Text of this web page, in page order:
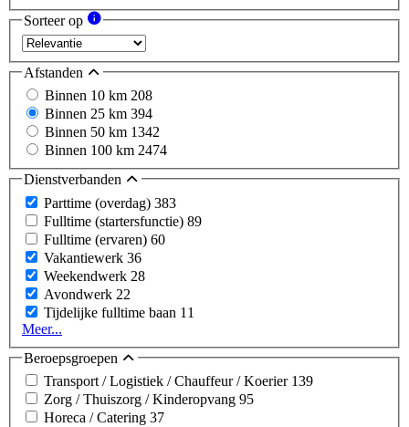
Sorteer op
Afstanden
Binnen 10 km 208
Binnen 25 km 394
Binnen 50 km 1342
Binnen 100 km 2474
Dienstverbanden
Parttime (overdag) 383
Fulltime (startersfunctie) 89
Fulltime (ervaren) 60
Vakantiewerk 36
Weekendwerk 28
Avondwerk 22
Tijdelijke fulltime baan 11
Meer...
Beroepsgroepen
Transport / Logistiek / Chauffeur / Koerier 139
Zorg / Thuiszorg / Kinderopvang 95
Horeca / Catering 37